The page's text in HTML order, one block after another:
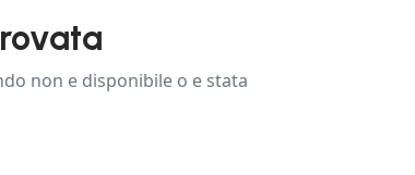
non e disponibile o e stata